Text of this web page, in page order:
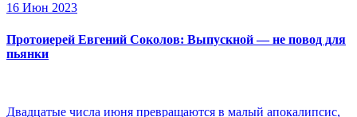
16 Июн 2023
Протоиерей Евгений Соколов: Выпускной — не повод для
пьянки
Двадцатые числа июня превращаются в малый апокалипсис,